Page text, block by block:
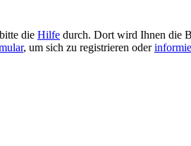
die Hilfe durch. Dort wird Ihnen die
, um sich zu registrieren oder